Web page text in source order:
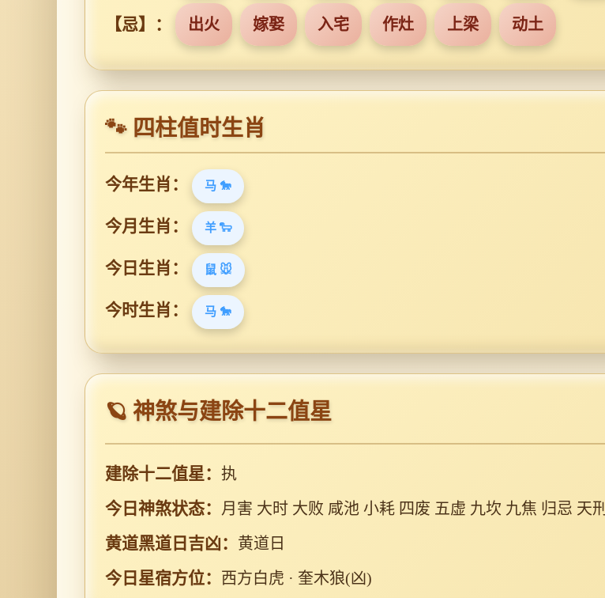
【忌】： 出火 嫁娶 入宅 作灶 上梁 动土
🐾 四柱值时生肖
今年生肖： 马 🐎
今月生肖： 羊 🐑
今日生肖： 鼠 🐭
今时生肖： 马 🐎
🪐 神煞与建除十二值星
建除十二值星： 执
今日神煞状态： 月害 大时 大败 咸池 小耗 四废 五虚 九坎 九焦 归忌 天刑
黄道黑道日吉凶： 黄道日
今日星宿方位： 西方白虎 · 奎木狼(凶)